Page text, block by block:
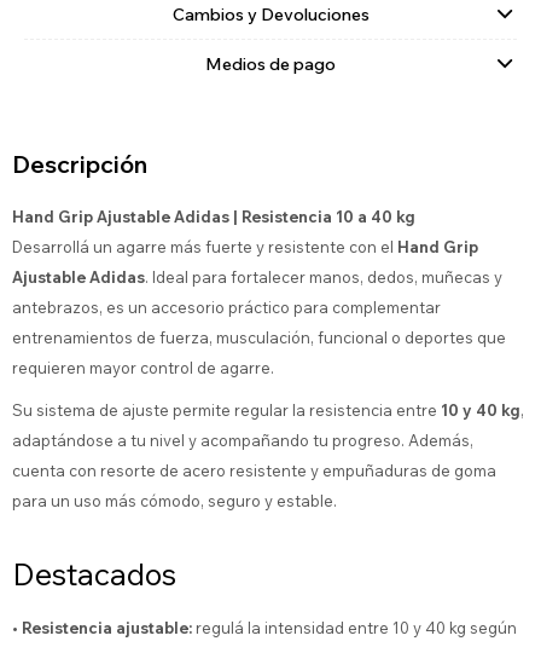
Cambios y Devoluciones
Medios de pago
Descripción
Hand Grip Ajustable Adidas | Resistencia 10 a 40 kg
Desarrollá un agarre más fuerte y resistente con el Hand Grip
Ajustable Adidas. Ideal para fortalecer manos, dedos, muñecas y
antebrazos, es un accesorio práctico para complementar
entrenamientos de fuerza, musculación, funcional o deportes que
requieren mayor control de agarre.
Su sistema de ajuste permite regular la resistencia entre 10 y 40 kg,
adaptándose a tu nivel y acompañando tu progreso. Además,
cuenta con resorte de acero resistente y empuñaduras de goma
para un uso más cómodo, seguro y estable.
Destacados
• Resistencia ajustable: regulá la intensidad entre 10 y 40 kg según